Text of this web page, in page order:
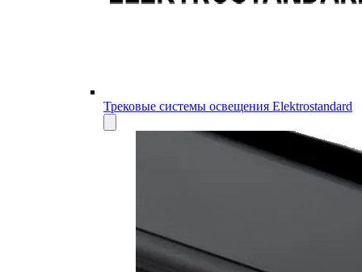
Трековые системы освещения Elektrostandard